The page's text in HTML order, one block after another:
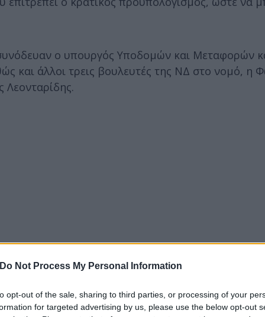
Do Not Process My Personal Information
opt-out of the sale, sharing to third parties, or processing of your
for targeted advertising by us, please use the below opt-out
ο υπουργός Υποδομών και Μεταφορών
και άλλοι τρεις βουλευτές της ΝΔ στο νομό, η
Λεονταρίδης.